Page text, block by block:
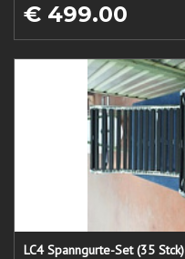
€ 499.00
LC4 Spanngurte-Set (35 Stck)